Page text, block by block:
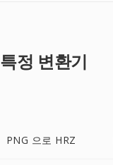
특정 변환기
PNG 으로 HRZ